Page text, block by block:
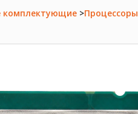
комплектующие >Процессоры